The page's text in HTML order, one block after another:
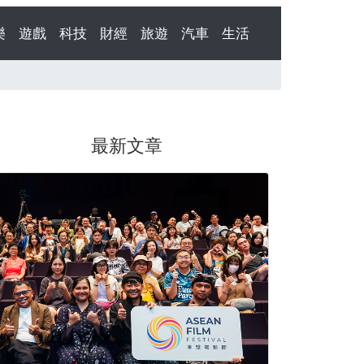
遊戲 科技 財經 旅遊 汽車 生活
最新文章